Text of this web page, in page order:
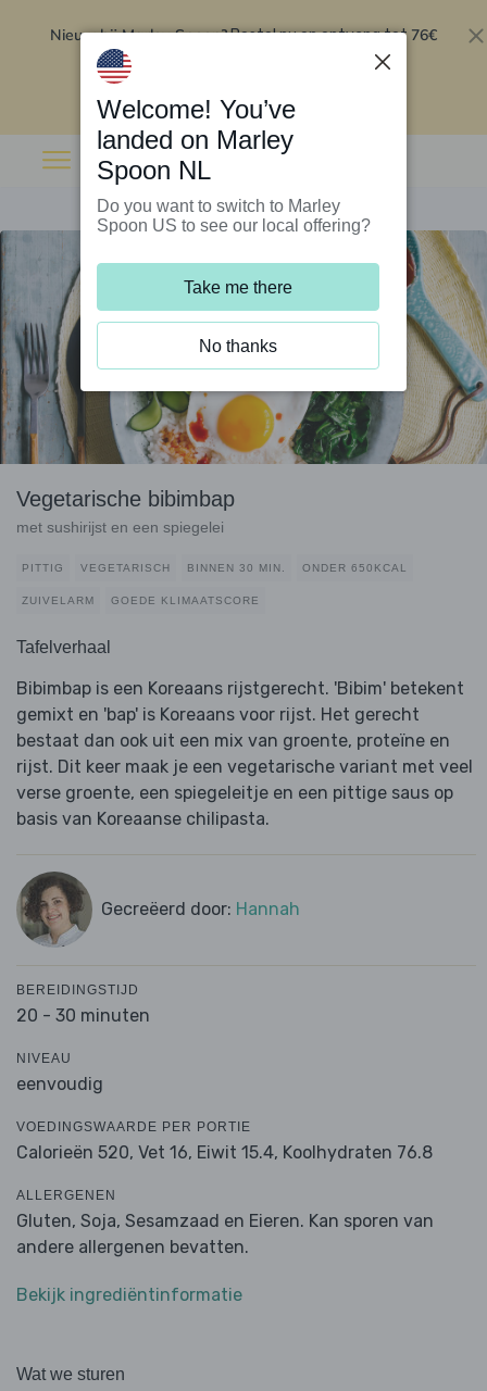
Nieuw bij Marley Spoon?Bestel nu en ontvang tot 76€
Vegetarische bibimbap
met sushirijst en een spiegelei
PITTIG VEGETARISCH BINNEN 30 MIN. ONDER 650KCAL
ZUIVELARM GOEDE KLIMAATSCORE
Tafelverhaal
Bibimbap is een Koreaans rijstgerecht. 'Bibim' betekent
gemixt en 'bap' is Koreaans voor rijst. Het gerecht
bestaat dan ook uit een mix van groente, proteïne en
rijst. Dit keer maak je een vegetarische variant met veel
verse groente, een spiegeleitje en een pittige saus op
basis van Koreaanse chilipasta.
Gecreëerd door: Hannah
BEREIDINGSTIJD
20 - 30 minuten
NIVEAU
eenvoudig
VOEDINGSWAARDE PER PORTIE
Calorieën 520, Vet 16, Eiwit 15.4, Koolhydraten 76.8
ALLERGENEN
Gluten, Soja, Sesamzaad en Eieren. Kan sporen van
andere allergenen bevatten.
Bekijk ingrediëntinformatie
Wat we sturen
Welcome! You’ve
landed on Marley
Spoon NL
Do you want to switch to Marley
Spoon US to see our local offering?
Take me there
No thanks